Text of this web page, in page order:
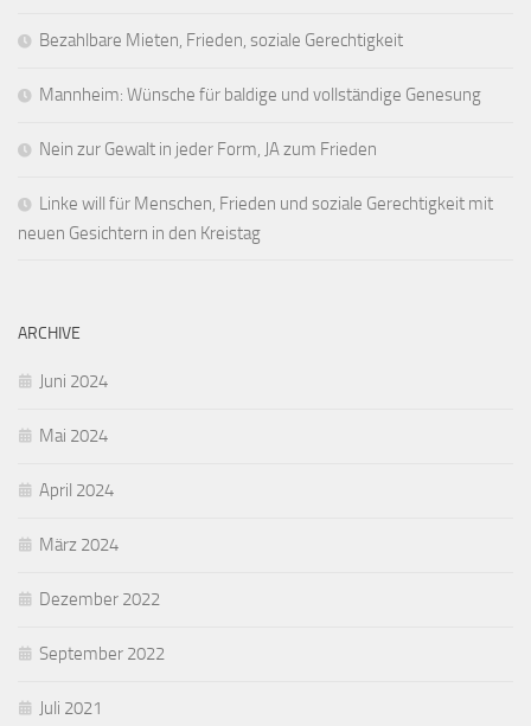
Bezahlbare Mieten, Frieden, soziale Gerechtigkeit
Mannheim: Wünsche für baldige und vollständige Genesung
Nein zur Gewalt in jeder Form, JA zum Frieden
Linke will für Menschen, Frieden und soziale Gerechtigkeit mit
neuen Gesichtern in den Kreistag
ARCHIVE
Juni 2024
Mai 2024
April 2024
März 2024
Dezember 2022
September 2022
Juli 2021